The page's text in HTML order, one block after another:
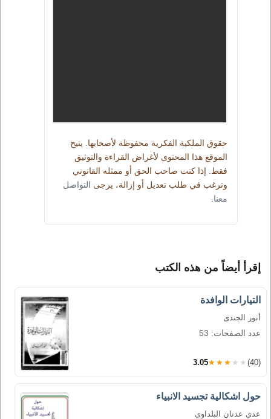
حقوق الملكية الفكرية محفوظة لأصحابها. يتيح
الموقع هذا المحتوى لأغراض القراءة والتوثيق
فقط. إذا كنت صاحب الحق أو ممثله القانوني
وترغب في طلب تعديل أو إزالة، يرجى التواصل
معنا
إقرأ أيضاً من هذه الكتب
التيارات الوافدة
أنور الجندى
عدد الصفحات: 53
3.05★★★★★ (40)
حول اشكالية تجسيد الانبياء
عدي عدنان البلداوي